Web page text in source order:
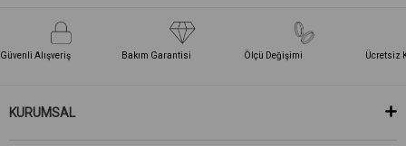
Güvenli Alışveriş Bakım Garantisi Ölçü Değişimi Ücretsiz
KURUMSAL